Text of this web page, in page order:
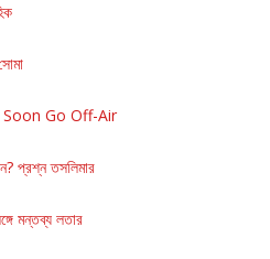
Go Off-Air
প্রশ্ন তসলিমার
মন্তব্য লতার